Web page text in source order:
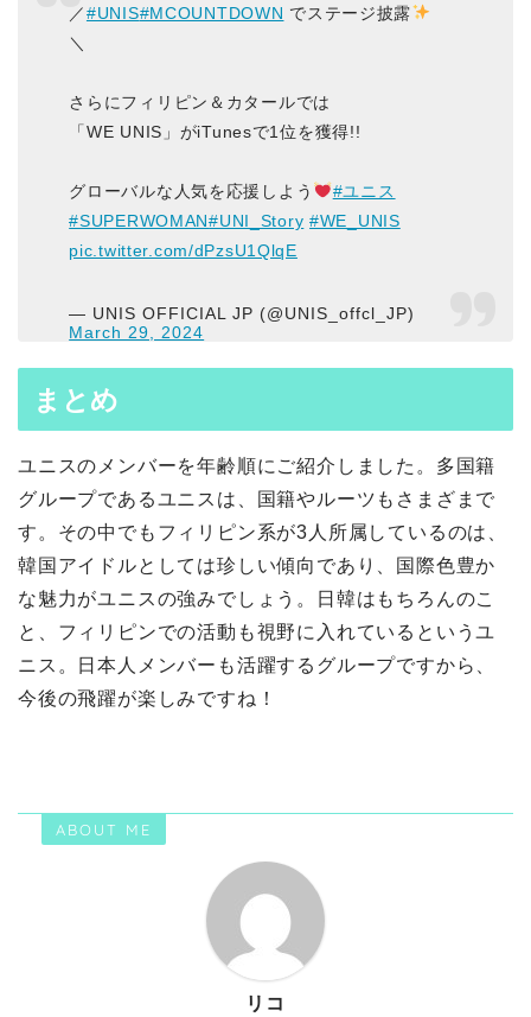
／#UNIS#MCOUNTDOWN でステージ披露
＼
さらにフィリピン＆カタールでは
「WE UNIS」がiTunesで1位を獲得!!
グローバルな人気を応援しよう
#ユニス
#SUPERWOMAN#UNI_Story #WE_UNIS
pic.twitter.com/dPzsU1QlqE
— UNIS OFFICIAL JP (@UNIS_offcl_JP)
March 29, 2024
まとめ
ユニスのメンバーを年齢順にご紹介しました。多国籍
グループであるユニスは、国籍やルーツもさまざまで
す。その中でもフィリピン系が3人所属しているのは、
韓国アイドルとしては珍しい傾向であり、国際色豊か
な魅力がユニスの強みでしょう。日韓はもちろんのこ
と、フィリピンでの活動も視野に入れているというユ
ニス。日本人メンバーも活躍するグループですから、
今後の飛躍が楽しみですね！
ABOUT ME
リコ